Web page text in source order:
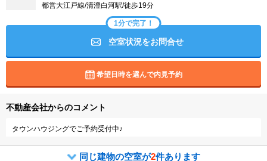
都営大江戸線/清澄白河駅/徒歩19分
1分で完了！
空室状況をお問合せ
希望日時を選んで内見予約
不動産会社からのコメント
タウンハウジングでご予約受付中♪
同じ建物の空室が2件あります